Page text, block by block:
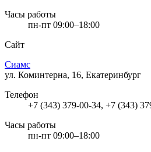
Часы работы
пн-пт 09:00–18:00
Сайт
Сиамс
ул. Коминтерна, 16, Екатеринбург
Телефон
+7 (343) 379-00-34, +7 (343)
Часы работы
пн-пт 09:00–18:00